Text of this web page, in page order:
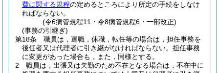
費に関する規程の定めるところにより所定の手続をしなけ
ればならない。
(令6病管規程11・令8病管規程6・一部改正)
(事務の引継ぎ)
第18条
職員は，退職，休職，転任等の場合は，担任事務を
後任者又は代理者に引き継がなければならない。 担任事務
に変更があった場合も，また，同様とする。
2
職員は，出張又は欠勤のため不在となる場合は，不在中に